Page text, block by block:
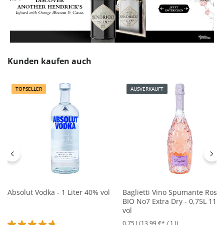
Produktgalerie überspringen
Kunden kaufen auch
TOPSELLER
Absolut Vodka - 1 Liter 40% vol
AUSVERKAUFT
Baglietti Vino Spumante Rose´
BIO No7 Extra Dry - 0,75L 11%
vol
0.75 l (13,99 €* / 1 l)